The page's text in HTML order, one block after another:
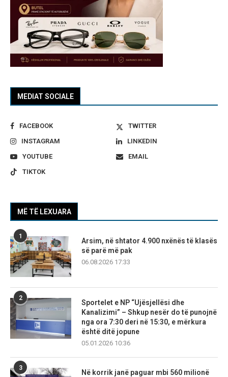
MEDIAT SOCIALE
FACEBOOK
TWITTER
INSTAGRAM
LINKEDIN
YOUTUBE
EMAIL
TIKTOK
MË TË LEXUARA
1
Arsim, në shtator 4.900 nxënës të klasës
së parë më pak
06.08.2026 17:33
2
Sportelet e NP “Ujësjellësi dhe
Kanalizimi” – Shkup nesër do të punojnë
nga ora 7:30 deri në 15:30, e mërkura
është ditë jopune
05.01.2026 10:36
3
Në korrik janë paguar mbi 560 milionë